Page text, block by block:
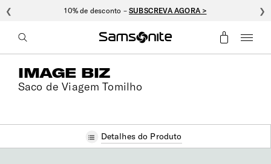
10% de desconto –SUBSCREVA AGORA >
❮ ❯
IMAGE BIZ
Saco de Viagem Tomilho
Detalhes do Produto